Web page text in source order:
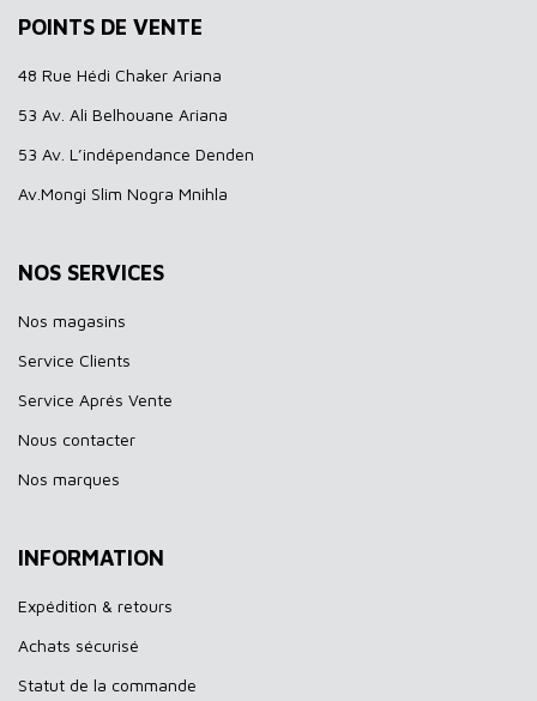
POINTS DE VENTE
48 Rue Hédi Chaker Ariana
53 Av. Ali Belhouane Ariana
53 Av. L’indépendance Denden
Av.Mongi Slim Nogra Mnihla
NOS SERVICES
Nos magasins
Service Clients
Service Aprés Vente
Nous contacter
Nos marques
INFORMATION
Expédition & retours
Achats sécurisé
Statut de la commande